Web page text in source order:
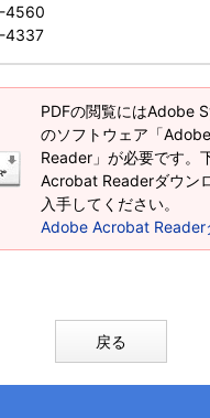
4560
4337
PDFの閲覧にはAdobe
のソフトウェア「
Reader」が必要です。
Acrobat Readerダウン
入手してください。
Adobe Acrobat Reader
戻る